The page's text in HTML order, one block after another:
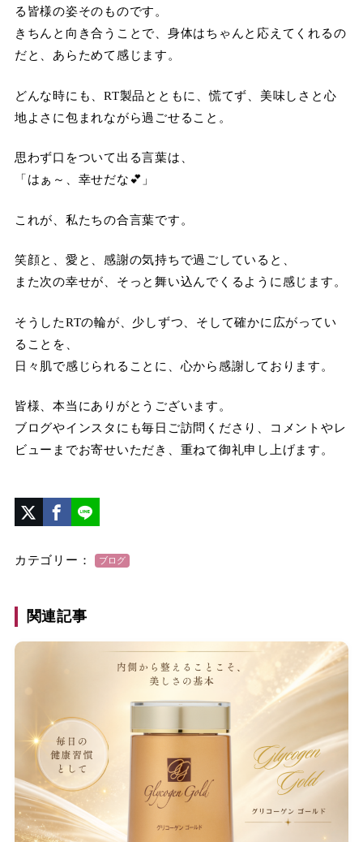
る皆様の姿そのものです。
きちんと向き合うことで、身体はちゃんと応えてくれるの
だと、あらためて感じます。
どんな時にも、RT製品とともに、慌てず、美味しさと心
地よさに包まれながら過ごせること。
思わず口をついて出る言葉は、
「はぁ～、幸せだな💕」
これが、私たちの合言葉です。
笑顔と、愛と、感謝の気持ちで過ごしていると、
また次の幸せが、そっと舞い込んでくるように感じます。
そうしたRTの輪が、少しずつ、そして確かに広がってい
ることを、
日々肌で感じられることに、心から感謝しております。
皆様、本当にありがとうございます。
ブログやインスタにも毎日ご訪問くださり、コメントやレ
ビューまでお寄せいただき、重ねて御礼申し上げます。
カテゴリー： ブログ
関連記事